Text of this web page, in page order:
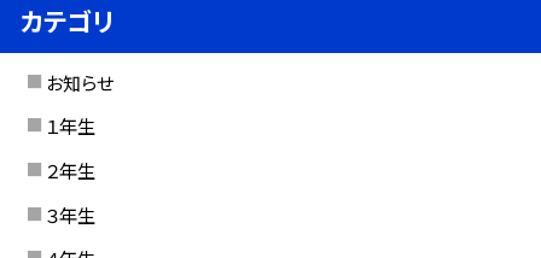
カテゴリ
お知らせ
１年生
２年生
３年生